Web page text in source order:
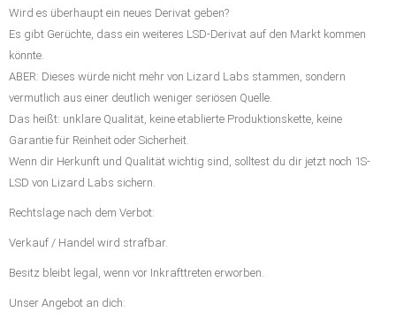
Wird es überhaupt ein neues Derivat geben?
Es gibt Gerüchte, dass ein weiteres LSD-Derivat auf den Markt kommen
könnte.
ABER: Dieses würde nicht mehr von Lizard Labs stammen, sondern
vermutlich aus einer deutlich weniger seriösen Quelle.
Das heißt: unklare Qualität, keine etablierte Produktionskette, keine
Garantie für Reinheit oder Sicherheit.
Wenn dir Herkunft und Qualität wichtig sind, solltest du dir jetzt noch 1S-
LSD von Lizard Labs sichern.
Rechtslage nach dem Verbot:
Verkauf / Handel wird strafbar.
Besitz bleibt legal, wenn vor Inkrafttreten erworben.
Unser Angebot an dich: